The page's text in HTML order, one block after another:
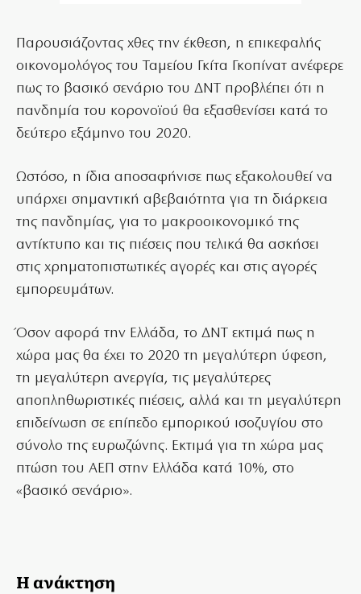
Παρουσιάζοντας χθες την έκθεση, η επικεφαλής
οικονομολόγος του Ταμείου Γκίτα Γκοπίνατ ανέφερε
πως το βασικό σενάριο του ΔΝΤ προβλέπει ότι η
πανδημία του κορονοϊού θα εξασθενίσει κατά το
δεύτερο εξάμηνο του 2020.
Ωστόσο, η ίδια αποσαφήνισε πως εξακολουθεί να
υπάρχει σημαντική αβεβαιότητα για τη διάρκεια
της πανδημίας, για το μακροοικονομικό της
αντίκτυπο και τις πιέσεις που τελικά θα ασκήσει
στις χρηματοπιστωτικές αγορές και στις αγορές
εμπορευμάτων.
Όσον αφορά την Ελλάδα, το ΔΝΤ εκτιμά πως η
χώρα μας θα έχει το 2020 τη μεγαλύτερη ύφεση,
τη μεγαλύτερη ανεργία, τις μεγαλύτερες
αποπληθωριστικές πιέσεις, αλλά και τη μεγαλύτερη
επιδείνωση σε επίπεδο εμπορικού ισοζυγίου στο
σύνολο της ευρωζώνης. Εκτιμά για τη χώρα μας
πτώση του ΑΕΠ στην Ελλάδα κατά 10%, στο
«βασικό σενάριο».
Η ανάκτηση